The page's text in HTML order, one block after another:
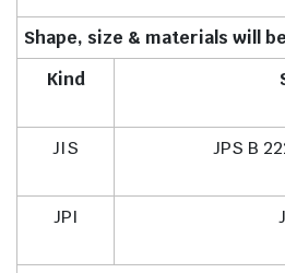
Shape, size & materials will
Kind
JIS JPS B
JPI